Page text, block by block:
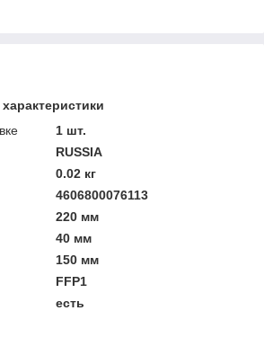
1 шт.
RUSSIA
0.02 кг
4606800076113
220 мм
40 мм
150 мм
FFP1
есть